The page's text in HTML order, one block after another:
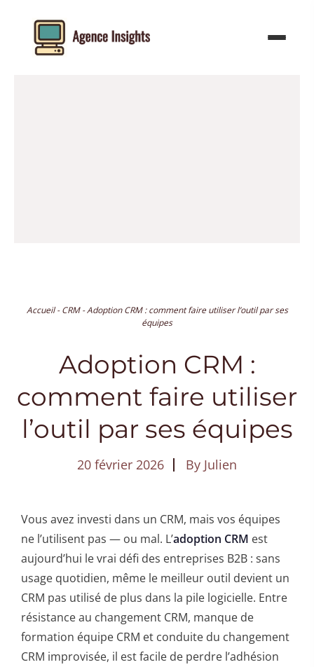
contenu
Accueil-CRM-Adoption CRM : comment faire utiliser l’outil par ses
équipes
Adoption CRM :
comment faire utiliser
l’outil par ses équipes
20 février 2026 By Julien
Vous avez investi dans un CRM, mais vos équipes
ne l’utilisent pas — ou mal. L’adoption CRM est
aujourd’hui le vrai défi des entreprises B2B : sans
usage quotidien, même le meilleur outil devient un
CRM pas utilisé de plus dans la pile logicielle. Entre
résistance au changement CRM, manque de
formation équipe CRM et conduite du changement
CRM improvisée, il est facile de perdre l’adhésion